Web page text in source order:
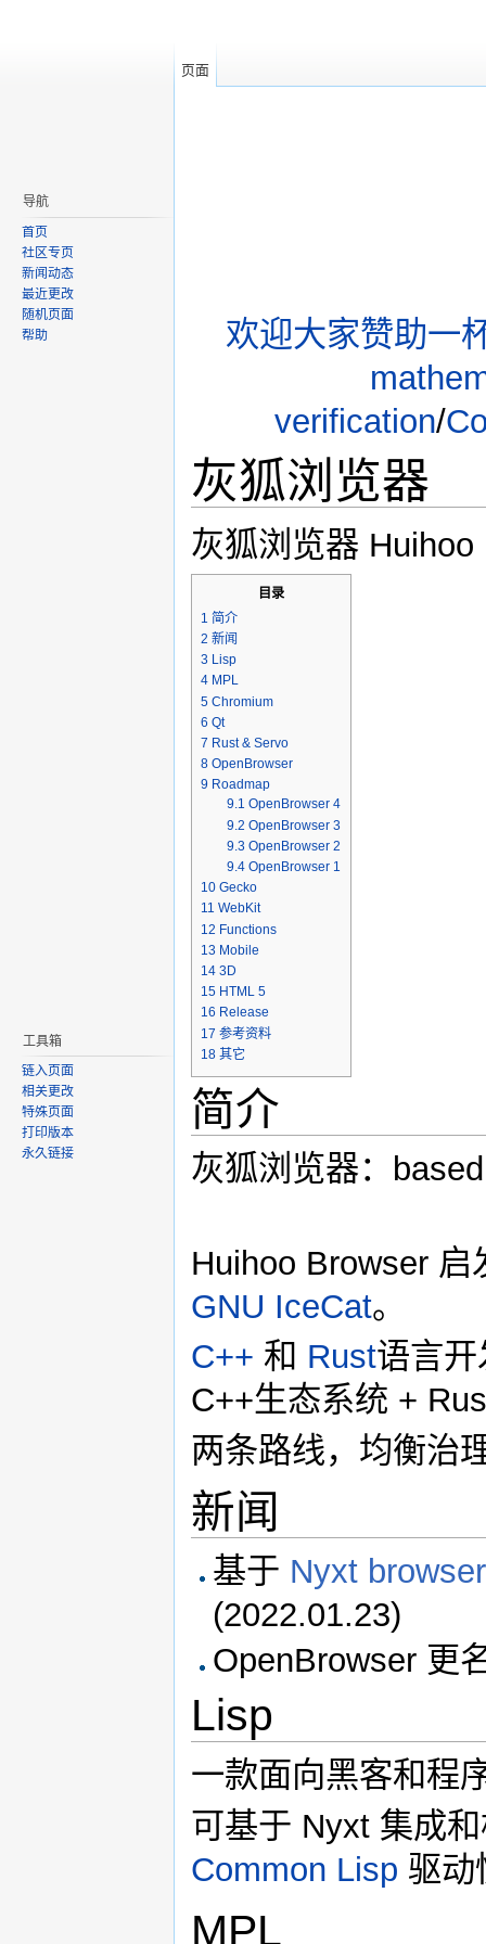
欢迎大家赞助一
verification/
灰狐浏览器
灰狐浏览器 Huihoo
目录
1 简介
2 新闻
3 Lisp
4 MPL
5 Chromium
6 Qt
7 Rust & Servo
8 OpenBrowser
9 Roadmap
9.1 OpenBrowser 4
9.2 OpenBrowser 3
9.3 OpenBrowser 2
9.4 OpenBrowser 1
10 Gecko
11 WebKit
12 Functions
13 Mobile
14 3D
15 HTML 5
16 Release
17 参考资料
18 其它
简介
灰狐浏览器：
Huihoo Browser
GNU IceCat。
C++ 和 Rust语言
C++生态系统 +
两条路线，均衡治
新闻
基于 Nyxt browser
(2022.01.23)
OpenBrowser 更
Lisp
一款面向黑客和程
可基于 Nyxt 集成
Common Lisp 驱动
MPL
页面
导航
首页
社区专页
新闻动态
最近更改
随机页面
帮助
工具箱
链入页面
相关更改
特殊页面
打印版本
永久链接